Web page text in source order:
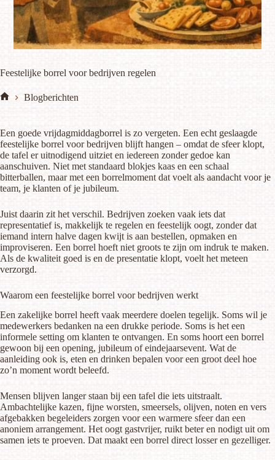
Feestelijke borrel voor bedrijven regelen
Blogberichten
Een goede vrijdagmiddagborrel is zo vergeten. Een echt geslaagde
feestelijke borrel voor bedrijven blijft hangen – omdat de sfeer klopt,
de tafel er uitnodigend uitziet en iedereen zonder gedoe kan
aanschuiven. Niet met standaard blokjes kaas en een schaal
bitterballen, maar met een borrelmoment dat voelt als aandacht voor je
team, je klanten of je jubileum.
Juist daarin zit het verschil. Bedrijven zoeken vaak iets dat
representatief is, makkelijk te regelen en feestelijk oogt, zonder dat
iemand intern halve dagen kwijt is aan bestellen, opmaken en
improviseren. Een borrel hoeft niet groots te zijn om indruk te maken.
Als de kwaliteit goed is en de presentatie klopt, voelt het meteen
verzorgd.
Waarom een feestelijke borrel voor bedrijven werkt
Een zakelijke borrel heeft vaak meerdere doelen tegelijk. Soms wil je
medewerkers bedanken na een drukke periode. Soms is het een
informele setting om klanten te ontvangen. En soms hoort een borrel
gewoon bij een opening, jubileum of eindejaarsevent. Wat de
aanleiding ook is, eten en drinken bepalen voor een groot deel hoe
zo’n moment wordt beleefd.
Mensen blijven langer staan bij een tafel die iets uitstraalt.
Ambachtelijke kazen, fijne worsten, smeersels, olijven, noten en vers
afgebakken begeleiders zorgen voor een warmere sfeer dan een
anoniem arrangement. Het oogt gastvrijer, ruikt beter en nodigt uit om
samen iets te proeven. Dat maakt een borrel direct losser en gezelliger.